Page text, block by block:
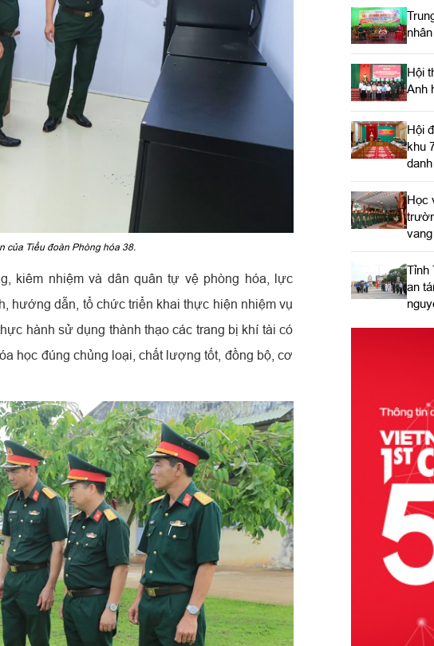
của Tiểu đoàn Phòng hóa 38.
kiêm nhiệm và dân quân tự vệ phòng hóa, lực
hướng dẫn, tổ chức triển khai thực hiện nhiệm vụ
hành sử dụng thành thạo các trang bị khí tài có
học đúng chủng loại, chất lượng tốt, đồng bộ, cơ
Hội
Anh
Hội
khu
Học
​Tỉnh
an